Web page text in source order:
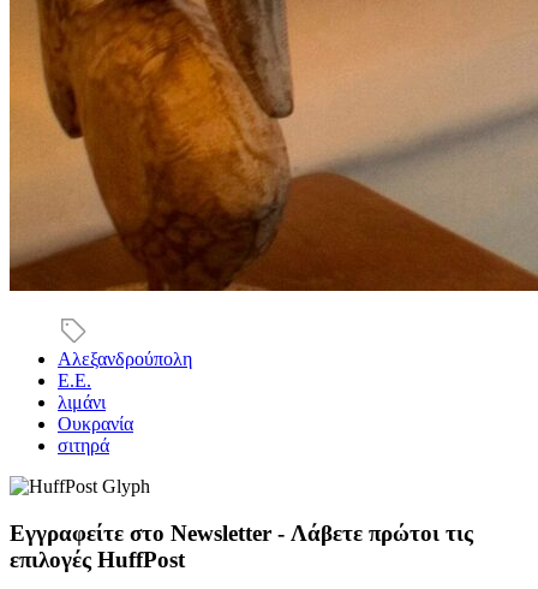
Αλεξανδρούπολη
Ε.Ε.
λιμάνι
Ουκρανία
σιτηρά
Εγγραφείτε στο Newsletter - Λάβετε πρώτοι τις
επιλογές HuffPost